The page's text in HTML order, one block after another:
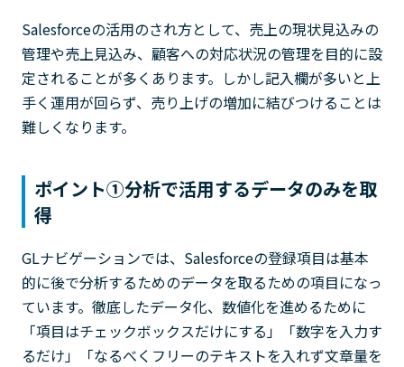
Salesforceの活用のされ方として、売上の現状見込みの
管理や売上見込み、顧客への対応状況の管理を目的に設
定されることが多くあります。しかし記入欄が多いと上
手く運用が回らず、売り上げの増加に結びつけることは
難しくなります。
ポイント①分析で活用するデータのみを取
得
GLナビゲーションでは、Salesforceの登録項目は基本
的に後で分析するためのデータを取るための項目になっ
ています。徹底したデータ化、数値化を進めるために
「項目はチェックボックスだけにする」「数字を入力す
るだけ」「なるべくフリーのテキストを入れず文章量を